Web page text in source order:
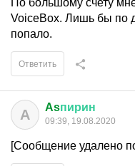
По большому счету
VoiceBox. Лишь бы по
попало.
Ответить
A Asпирин
09:39, 19.08.2020
[Сообщение удалено